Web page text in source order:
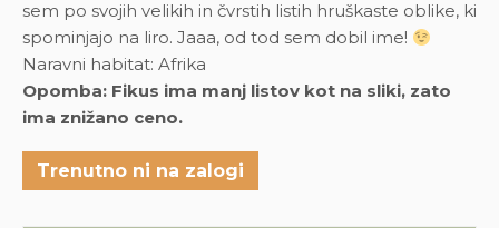
sem po svojih velikih in čvrstih listih hruškaste oblike, ki
spominjajo na liro. Jaaa, od tod sem dobil ime!
Naravni habitat: Afrika
Opomba: Fikus ima manj listov kot na sliki, zato
ima znižano ceno.
Trenutno ni na zalogi